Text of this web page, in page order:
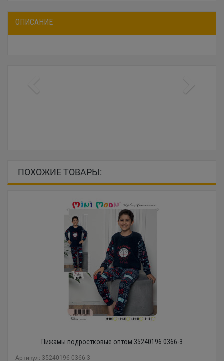
ОПИСАНИЕ
ПОХОЖИЕ ТОВАРЫ:
Пижамы подростковые оптом 35240196 0366-3
Артикул: 35240196 0366-3